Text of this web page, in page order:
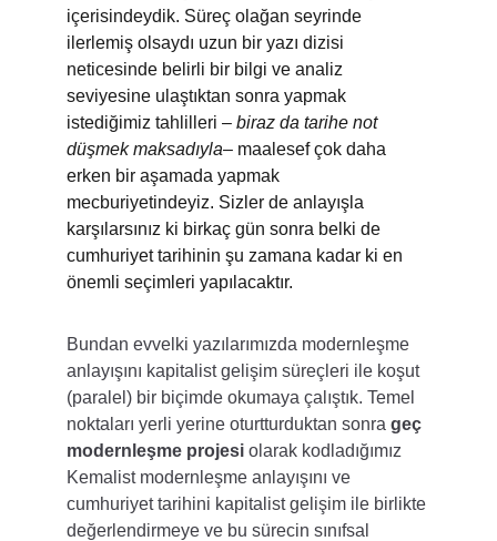
içerisindeydik. Süreç olağan seyrinde
ilerlemiş olsaydı uzun bir yazı dizisi
neticesinde belirli bir bilgi ve analiz
seviyesine ulaştıktan sonra yapmak
istediğimiz tahlilleri – biraz da tarihe not
düşmek maksadıyla– maalesef çok daha
erken bir aşamada yapmak
mecburiyetindeyiz. Sizler de anlayışla
karşılarsınız ki birkaç gün sonra belki de
cumhuriyet tarihinin şu zamana kadar ki en
önemli seçimleri yapılacaktır.
Bundan evvelki yazılarımızda modernleşme
anlayışını kapitalist gelişim süreçleri ile koşut
(paralel) bir biçimde okumaya çalıştık. Temel
noktaları yerli yerine oturtturduktan sonra geç
modernleşme projesi olarak kodladığımız
Kemalist modernleşme anlayışını ve
cumhuriyet tarihini kapitalist gelişim ile birlikte
değerlendirmeye ve bu sürecin sınıfsal